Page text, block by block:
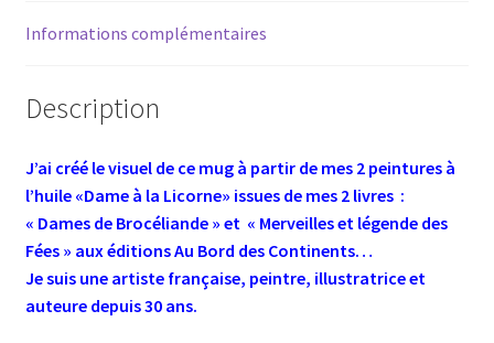
Informations complémentaires
Description
J’ai créé le visuel de ce mug à partir de mes 2 peintures à
l’huile «Dame à la Licorne» issues de mes 2 livres :
« Dames de Brocéliande » et « Merveilles et légende des
Fées » aux éditions Au Bord des Continents…
Je suis une artiste française, peintre, illustratrice et
auteure depuis 30 ans.